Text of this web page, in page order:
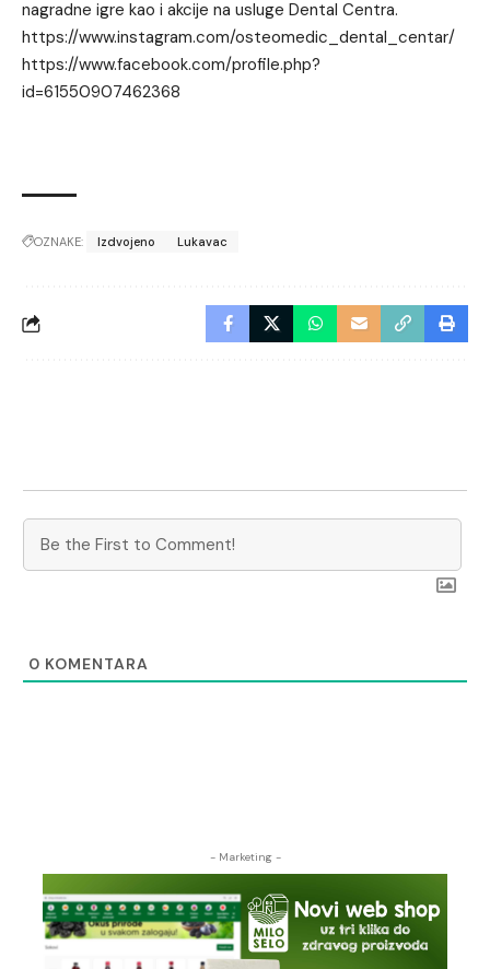
nagradne igre kao i akcije na usluge Dental Centra.
https://www.instagram.com/osteomedic_dental_centar/
https://www.facebook.com/profile.php?
id=61550907462368
OZNAKE: Izdvojeno Lukavac
0 KOMENTARA
- Marketing -